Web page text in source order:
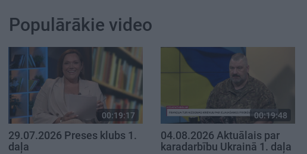
Populārākie video
00:19:17
29.07.2026 Preses klubs 1.
daļa
00:19:48
04.08.2026 Aktuālais par
karadarbību Ukrainā 1. daļa